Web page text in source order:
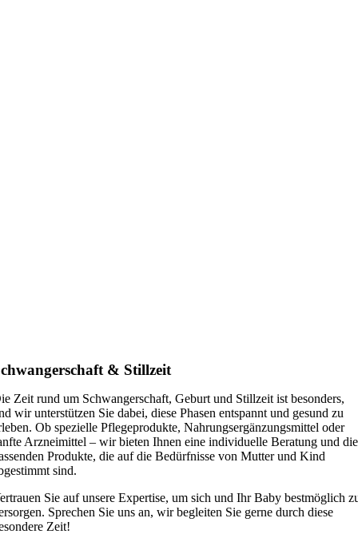
& Stillzeit
Zeit rund um Schwangerschaft, Geburt und Stillzeit ist besonders,
wir unterstützen Sie dabei, diese Phasen entspannt und gesund zu
Ob spezielle Pflegeprodukte, Nahrungsergänzungsmittel oder
Arzneimittel – wir bieten Ihnen eine individuelle Beratung und die
Produkte, die auf die Bedürfnisse von Mutter und Kind
sind.
Sie auf unsere Expertise, um sich und Ihr Baby bestmöglich
Sprechen Sie uns an, wir begleiten Sie gerne durch diese
Zeit!